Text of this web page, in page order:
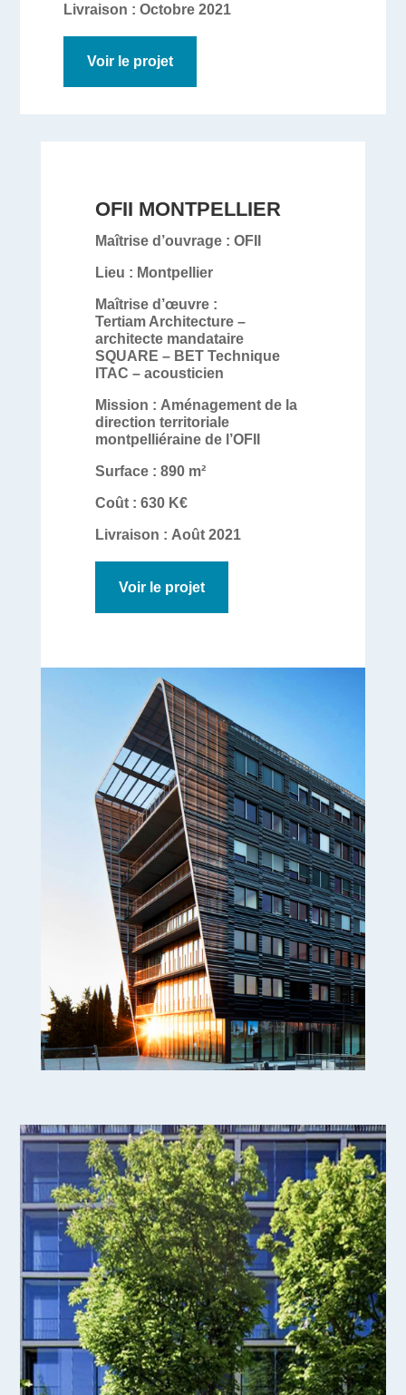
Livraison : Octobre 2021
Voir le projet
OFII MONTPELLIER
Maîtrise d’ouvrage : OFII
Lieu : Montpellier
Maîtrise d’œuvre :
Tertiam Architecture –
architecte mandataire
SQUARE – BET Technique
ITAC – acousticien
Mission : Aménagement de la
direction territoriale
montpelliéraine de l’OFII
Surface : 890 m²
Coût : 630 K€
Livraison : Août 2021
Voir le projet